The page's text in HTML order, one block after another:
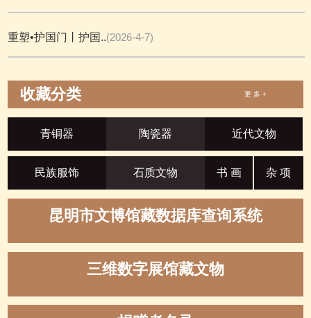
重塑•护国门丨护国..(2026-4-7)
收藏分类 更 多 +
青铜器 陶瓷器 近代文物
民族服饰 石质文物 书 画 杂 项
昆明市文博馆藏数据库查询系统
三维数字展馆藏文物